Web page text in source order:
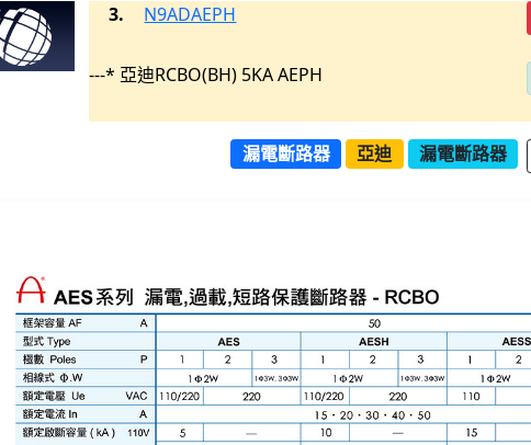
3. N9ADAEPH
---* 亞迪RCBO(BH) 5KA AEPH
漏電斷路器 亞迪 漏電斷路器